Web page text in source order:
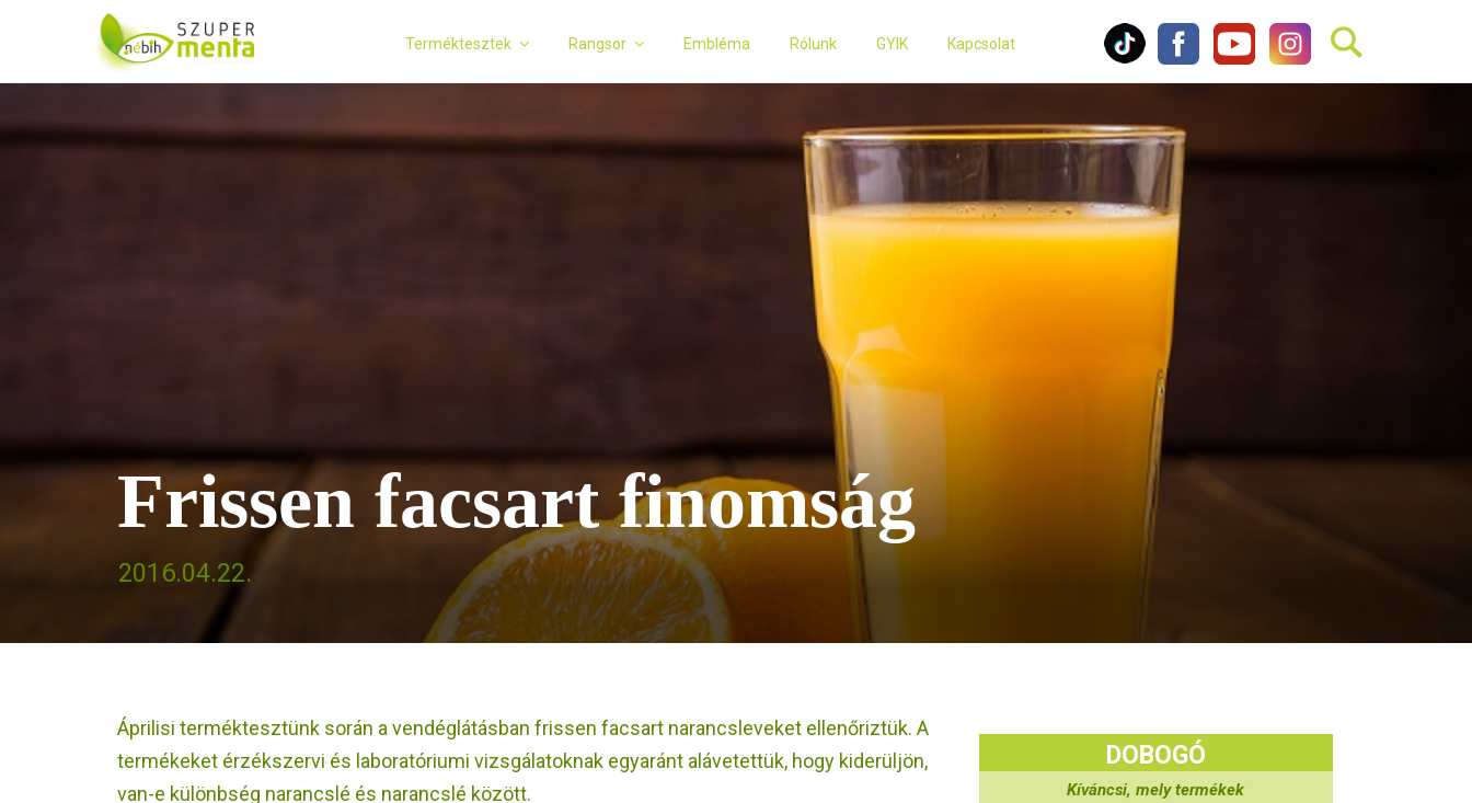
Terméktesztek Rangsor Embléma Rólunk GYIK Kapcsolat
Frissen facsart finomság
2016.04.22.
Áprilisi terméktesztünk során a vendéglátásban frissen facsart narancsleveket ellenőriztük. A
termékeket érzékszervi és laboratóriumi vizsgálatoknak egyaránt alávetettük, hogy kiderüljön,
van-e különbség narancslé és narancslé között.
DOBOGÓ
Kíváncsi, mely termékek